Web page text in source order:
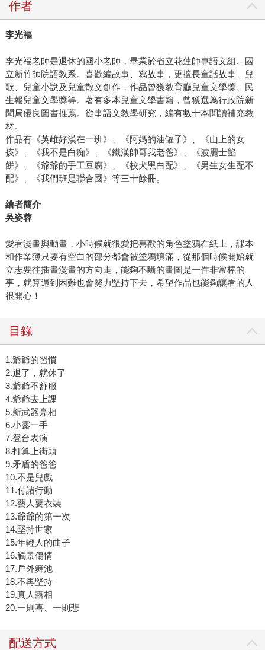
作者
李光福
李光福老師是退休的國小老師，畢業於省立花蓮師專語文組、國
立新竹師院語教系。喜歡編故事、寫故事，更擅長童話故事、兒
歌、兒童小說及兒童散文創作，作品曾獲教育廳兒童文學獎、民
生報兒童文學獎等。著有多本兒童文學書籍，曾獲選為行政院新
聞局優良圖書推薦。從事語文教學研究，編有數十本閱讀補充教
材。
作品有《英雌好漢在一班》、《阿媽的油罐子》、《山上的女
孩》、《我不是白痴》、《鐵漢帥哥我老爸》、《波麗士餡
餅》、《爺爺的手工豆腐》、《校犬黑白配》、《男生女生配不
配》、《我們班是聯合國》等三十餘冊。
繪者簡介
吳姿蓉
愛看漫畫與動畫，小時候就很愛把喜歡的角色塗鴉在紙上，課本
和作業簿只要有空白的部分都會被塗鴉填滿，從那個時候開始就
立志要往插畫漫畫的方向走，能夠不斷的畫圖是一件非常棒的
事，就算遇到困難也會努力堅持下去，希望作品也能夠讓看的人
很開心！
目錄
1.爺爺的習慣
2.退了，就休了
3.爺爺不舒服
4.爺爺去上課
5.新武器亮相
6.小露一手
7.登台表演
8.打算上街頭
9.矛盾的爸爸
10.不是兒戲
11.付諸行動
12.藝人要衣裝
13.爺爺的第一次
14.堅持世家
15.年輕人的曲子
16.觸景傷情
17.戶外舞池
18.不再堅持
19.真人露相
20.一則喜、一則悲
配送方式